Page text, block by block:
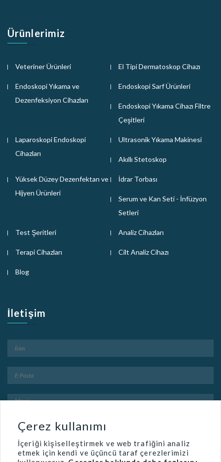
Ürünlerimiz
Veteriner Ürünleri El Tipi Dermatoskop Cihazı
Endoskopi Yıkama ve
Dezenfeksiyon Cihazları
Endoskopi Sarf Ürünleri
Endoskopi Yıkama Cihazı Filtre
Çeşitleri
Laparoskopi Endoskopi
Cihazları
Ultrasonik Yıkama Makinesi
Akıllı Stetoskop
Yüksek Düzey Dezenfektan ve
Hijyen Ürünleri
İdrar Torbası
Serum ve Kan Seti - İnfüzyon
Setleri
Test Şeritleri Analiz Cihazları
Terapi Cihazları Cilt Analiz Cihazı
Blog
İletişim
Çerez kullanımı
İçeriği kişiselleştirmek ve web trafiğini analiz
etmek için kendi ve üçüncü taraf çerezlerimizi